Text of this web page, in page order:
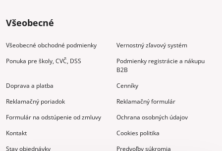
Všeobecné
Všeobecné obchodné podmienky
Vernostný zľavový systém
Ponuka pre školy, CVČ, DSS
Podmienky registrácie a nákupu
B2B
Doprava a platba
Cenníky
Reklamačný poriadok
Reklamačný formulár
Formulár na odstúpenie od zmluvy
Ochrana osobných údajov
Kontakt
Cookies politika
Stav objednávky
Predvoľby súkromia